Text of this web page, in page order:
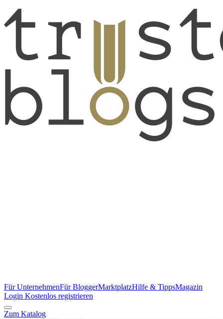
Für UnternehmenFür BloggerMarktplatzHilfe & TippsMagazin
Login Kostenlos registrieren
Zum Katalog